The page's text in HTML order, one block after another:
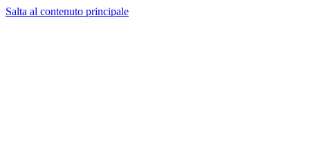
Salta al contenuto principale